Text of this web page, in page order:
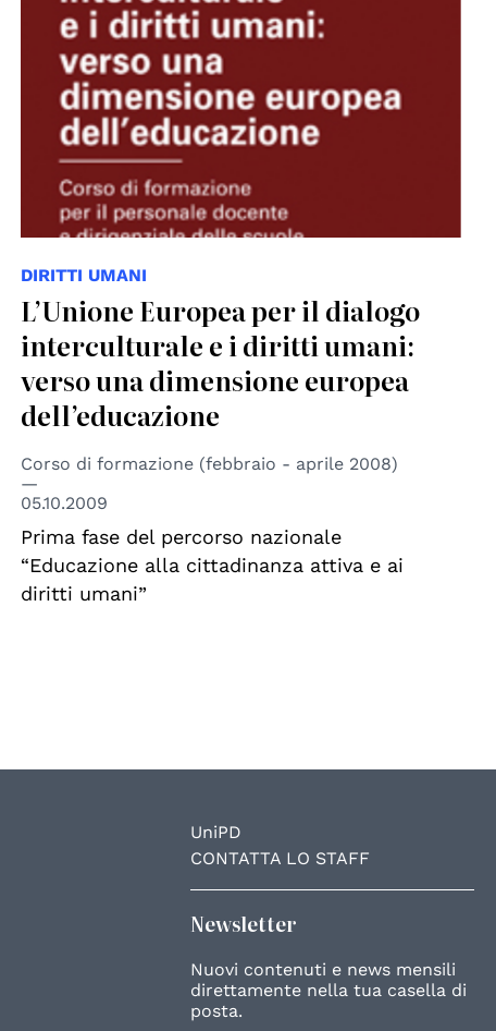
DIRITTI UMANI
L’Unione Europea per il dialogo
interculturale e i diritti umani:
verso una dimensione europea
dell’educazione
Corso di formazione (febbraio - aprile 2008)
05.10.2009
Prima fase del percorso nazionale
“Educazione alla cittadinanza attiva e ai
diritti umani”
UniPD
CONTATTA LO STAFF
Newsletter
Nuovi contenuti e news mensili
direttamente nella tua casella di
posta.